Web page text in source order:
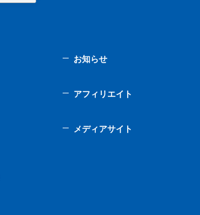
お知らせ
アフィリエイト
メディアサイト